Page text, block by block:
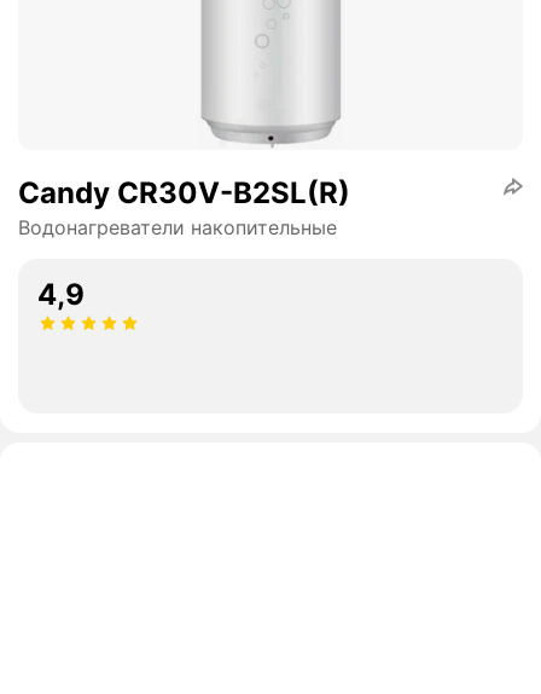
Candy CR30V-B2SL(R)
Водонагреватели накопительные
4,9